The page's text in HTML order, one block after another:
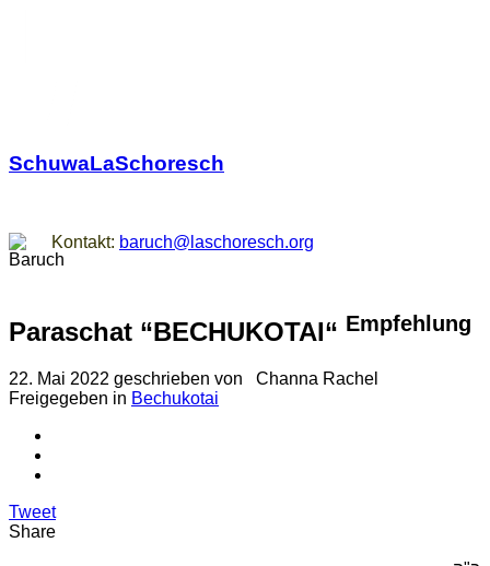
SchuwaLaSchoresch
Kontakt: baruch@laschoresch.org
Paraschat “BECHUKOTAI“ Empfehlung
22. Mai 2022 geschrieben von
Channa Rachel
Freigegeben in Bechukotai
Tweet
Share